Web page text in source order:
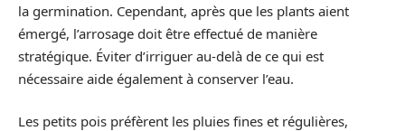
la germination. Cependant, après que les plants aient
émergé, l’arrosage doit être effectué de manière
stratégique. Éviter d’irriguer au-delà de ce qui est
nécessaire aide également à conserver l’eau.
Les petits pois préfèrent les pluies fines et régulières,